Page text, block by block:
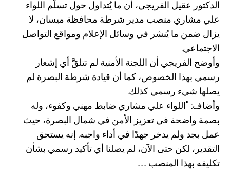
الدكتور عقيل الفريجي، أن ما يُتداول حول تسلُّم اللواء
علي مشاري منصب مدير شرطة محافظة ميسان، لا
يزال ضمن ما يُنشر في وسائل الإعلام ومواقع التواصل
الاجتماعي.
وأوضح الفريجي أن اللجنة الأمنية لم تتلقَّ أي إشعار
رسمي بهذا الخصوص، كما أن قيادة شرطة البصرة لم
يصلها شيء رسمي كذلك.
وأضاف: "اللواء علي مشاري ضابط مهني وكفوء، وله
بصمة واضحة في تعزيز الأمن في شمال البصرة، حيث
عمل بجد ولم يدخر جهدًا في أداء واجبه. إنه يستحق
التقدير، لكن حتى الآن، لم يصلنا أي تأكيد رسمي بشأن
تكليفه بهذا المنصب ......